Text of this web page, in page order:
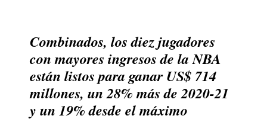
Combinados, los diez jugadores
con mayores ingresos de la NBA
están listos para ganar US$ 714
millones, un 28% más de 2020-21
y un 19% desde el máximo